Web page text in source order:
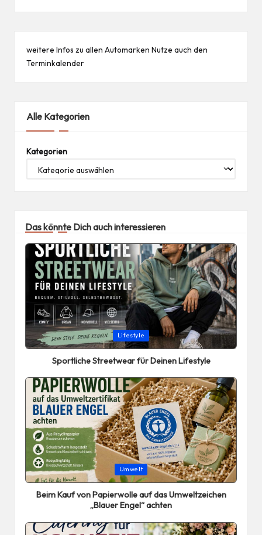
weitere Infos zu allen Automarken Nutze auch den
Terminkalender
Alle Kategorien
Kategorien
Das könnte Dich auch interessieren
Posted
in
Lifestyle
Sportliche Streetwear für Deinen Lifestyle
Posted
in
Umwelt
Beim Kauf von Papierwolle auf das Umweltzeichen
„Blauer Engel“ achten